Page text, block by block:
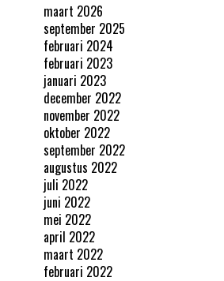
maart 2026
september 2025
februari 2024
februari 2023
januari 2023
december 2022
november 2022
oktober 2022
september 2022
augustus 2022
juli 2022
juni 2022
mei 2022
april 2022
maart 2022
februari 2022